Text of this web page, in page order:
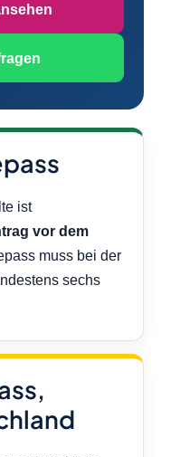
ist
vor dem
muss bei der
sechs